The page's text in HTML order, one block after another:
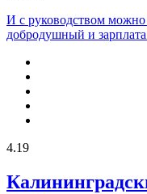
И с руководством
добродушный и зарплата
4.19